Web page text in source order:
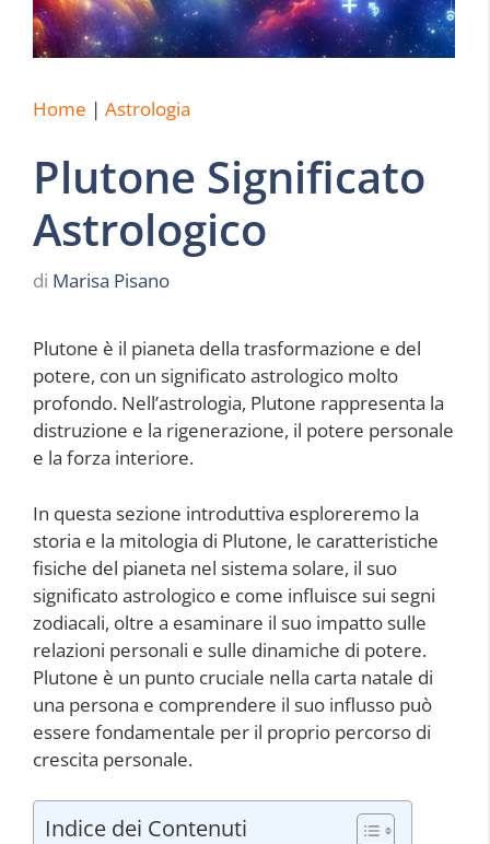
Home | Astrologia
Plutone Significato
Astrologico
di Marisa Pisano
Plutone è il pianeta della trasformazione e del
potere, con un significato astrologico molto
profondo. Nell’astrologia, Plutone rappresenta la
distruzione e la rigenerazione, il potere personale
e la forza interiore.
In questa sezione introduttiva esploreremo la
storia e la mitologia di Plutone, le caratteristiche
fisiche del pianeta nel sistema solare, il suo
significato astrologico e come influisce sui segni
zodiacali, oltre a esaminare il suo impatto sulle
relazioni personali e sulle dinamiche di potere.
Plutone è un punto cruciale nella carta natale di
una persona e comprendere il suo influsso può
essere fondamentale per il proprio percorso di
crescita personale.
Indice dei Contenuti